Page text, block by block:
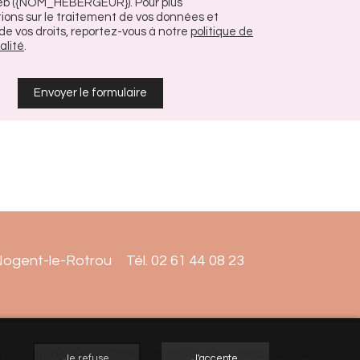
({NOM_HEBERGEUR}). Pour plus
sur le traitement de vos données et
vos droits, reportez-vous à notre politique de
le-Rotrou Tél. 02 61 44 08 23
médiation équine Formation access bar - consciousness